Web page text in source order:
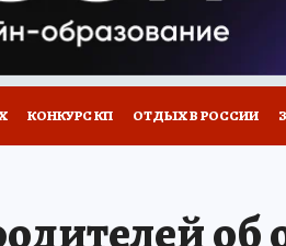
КОНКУРС КП ОТДЫХ В РОССИИ
об